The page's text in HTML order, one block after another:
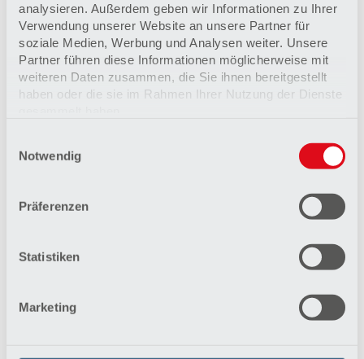
analysieren. Außerdem geben wir Informationen zu Ihrer
Verwendung unserer Website an unsere Partner für
soziale Medien, Werbung und Analysen weiter. Unsere
Partner führen diese Informationen möglicherweise mit
weiteren Daten zusammen, die Sie ihnen bereitgestellt
haben oder die sie im Rahmen Ihrer Nutzung der Dienste
Impressum
Notwendig
Präferenzen
Statistiken
Marketing
auf höchstem Niveau. Jährlich werden hier rund
10.000 Patienten behandelt.